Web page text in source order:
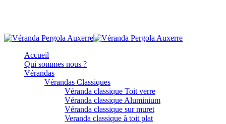
Accueil
Qui sommes nous ?
Vérandas
Vérandas Classiques
Véranda classique Toit verre
Véranda classique Aluminium
Véranda classique sur muret
Veranda classique à toit plat